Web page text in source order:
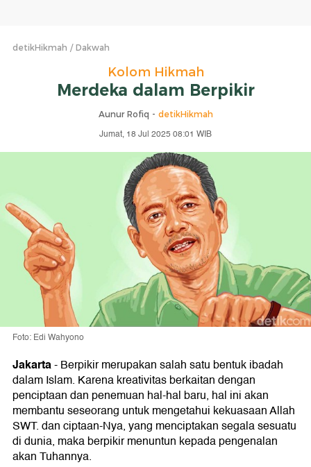
detikHikmah Dakwah
Kolom Hikmah
Merdeka dalam Berpikir
Aunur Rofiq - detikHikmah
Jumat, 18 Jul 2025 08:01 WIB
Foto: Edi Wahyono
Jakarta-Berpikir merupakan salah satu bentuk ibadah
dalam Islam. Karena kreativitas berkaitan dengan
penciptaan dan penemuan hal-hal baru, hal ini akan
membantu seseorang untuk mengetahui kekuasaan Allah
SWT. dan ciptaan-Nya, yang menciptakan segala sesuatu
di dunia, maka berpikir menuntun kepada pengenalan
akan Tuhannya.